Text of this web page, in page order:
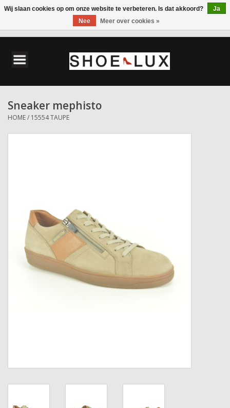
Herenschoenen
Accessoires
Sneaker mephisto
HOME/ 15554 TAUPE
Wij slaan cookies op om onze website te verbeteren. Is dat akkoord?
Ja
Nee
Meer over cookies »